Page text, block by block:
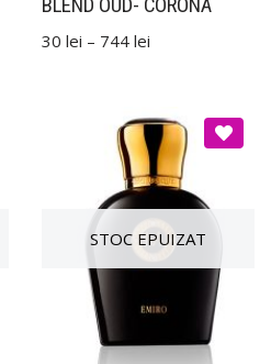
BLEND OUD- CORONA
30 lei – 744 lei